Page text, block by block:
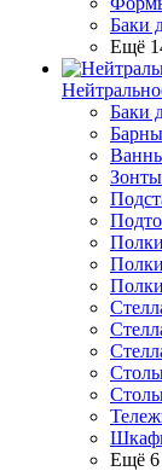
Баки
Ещё
Баки
Ещё 6